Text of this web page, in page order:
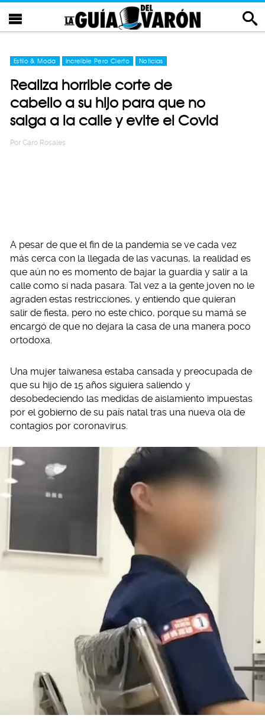
Estilo & Moda Increíble Pero Cierto Noticias
Realiza horrible corte de
cabello a su hijo para que no
salga a la calle y evite el Covid
Por Caro Rosales
A pesar de que el fin de la pandemia se ve cada vez
más cerca con la llegada de las vacunas, la realidad es
que aún no es momento de bajar la guardia y salir a la
calle como si nada pasara. Tal vez a la gente joven no le
agraden estas restricciones, y entiendo que quieran
salir de fiesta, pero no este chico, porque su mamá se
encargó de que no dejara la casa de una manera poco
ortodoxa.
Una mujer taiwanesa estaba cansada y preocupada de
que su hijo de 15 años siguiera saliendo y
desobedeciendo las medidas de aislamiento impuestas
por el gobierno de su país natal tras una nueva ola de
contagios por coronavirus.